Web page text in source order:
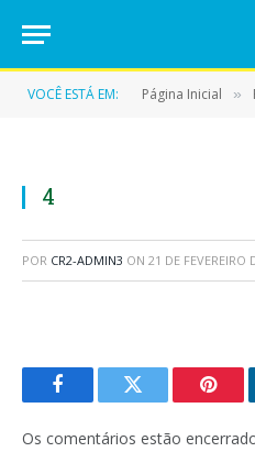
VOCÊ ESTÁ EM: Página Inicial »
4
POR CR2-ADMIN3 ON 21 DE FEVEREIRO
FacebookTwitter
Os comentários estão